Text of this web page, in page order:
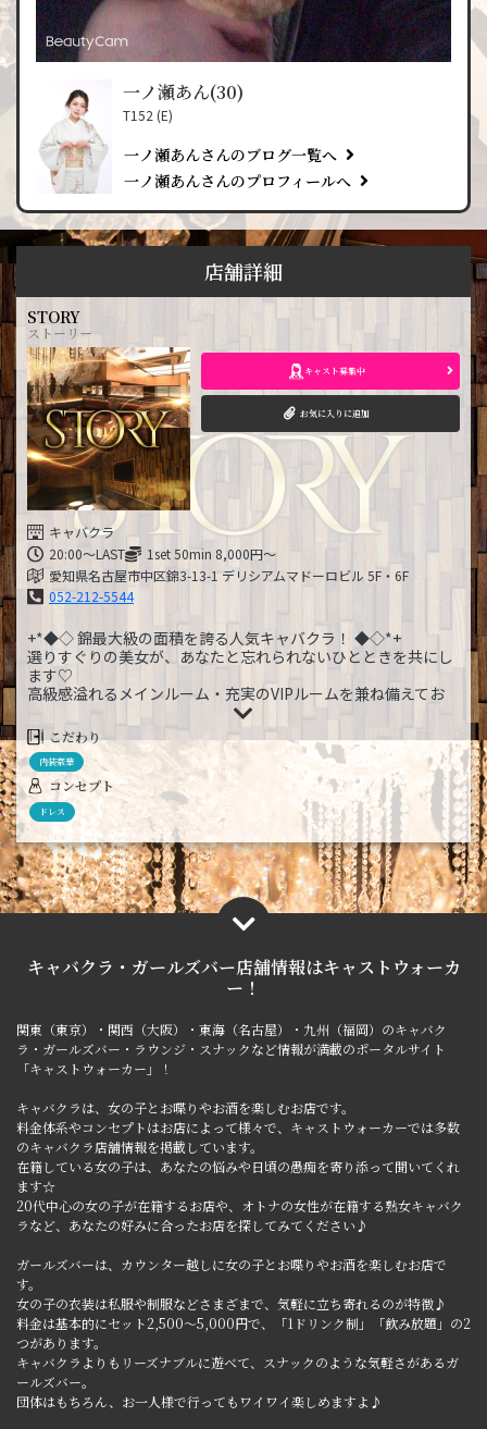
一ノ瀬あん(30)
T152 (E)
一ノ瀬あんさんのブログ一覧へ
一ノ瀬あんさんのプロフィールへ
店舗詳細
STORY
ストーリー
キャバクラ
20:00～LAST
1set 50min 8,000円～
愛知県名古屋市中区錦3-13-1 デリシアムマドーロビル 5F・6F
052-212-5544
キャスト募集中
お気に入りに追加
+*◆◇ 錦最大級の面積を誇る人気キャバクラ！ ◆◇*+
選りすぐりの美女が、あなたと忘れられないひとときを共にし
ます♡
高級感溢れるメインルーム・充実のVIPルームを兼ね備えてお
どんなシチュエーションでも女の子とアツい夜を楽しんでいた
だけます…♡
想像以上の容姿・サービス力であなたを癒します…♡
こだわり
内装豪華
コンセプト
ドレス
キャバクラ・ガールズバー店舗情報はキャストウォーカ
ー！
関東（東京）・関西（大阪）・東海（名古屋）・九州（福岡）のキャバク
ラ・ガールズバー・ラウンジ・スナックなど情報が満載のポータルサイト
「キャストウォーカー」！
キャバクラは、女の子とお喋りやお酒を楽しむお店です。
料金体系やコンセプトはお店によって様々で、キャストウォーカーでは多数
のキャバクラ店舗情報を掲載しています。
在籍している女の子は、あなたの悩みや日頃の愚痴を寄り添って聞いてくれ
ます☆
20代中心の女の子が在籍するお店や、オトナの女性が在籍する熟女キャバク
ラなど、あなたの好みに合ったお店を探してみてください♪
ガールズバーは、カウンター越しに女の子とお喋りやお酒を楽しむお店で
す。
女の子の衣装は私服や制服などさまざまで、気軽に立ち寄れるのが特徴♪
料金は基本的にセット2,500～5,000円で、「1ドリンク制」「飲み放題」の2
つがあります。
キャバクラよりもリーズナブルに遊べて、スナックのような気軽さがあるガ
ールズバー。
団体はもちろん、お一人様で行ってもワイワイ楽しめますよ♪